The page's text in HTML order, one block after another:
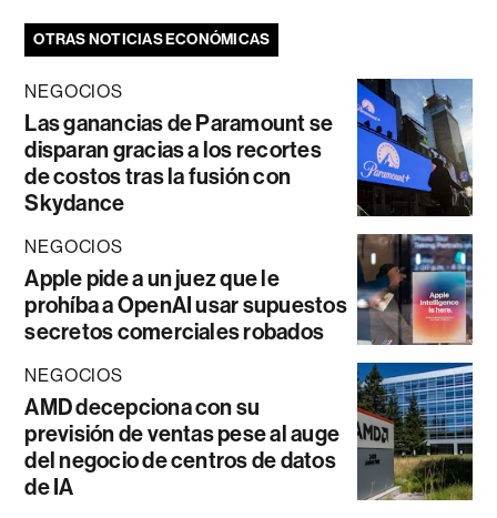
OTRAS NOTICIAS ECONÓMICAS
NEGOCIOS
Las ganancias de Paramount se
disparan gracias a los recortes
de costos tras la fusión con
Skydance
NEGOCIOS
Apple pide a un juez que le
prohíba a OpenAI usar supuestos
secretos comerciales robados
NEGOCIOS
AMD decepciona con su
previsión de ventas pese al auge
del negocio de centros de datos
de IA